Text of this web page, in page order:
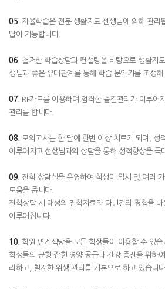
05 . 자율학습은 전문 생활지도 선생님에 의해 관리
답이 가능합니다.
06 . 철저한 학습상담과 컨설팅을 바탕으로 생활지
생님과 좋은 유대관계를 통해 학습 분위기를 조성해
07 . RF카드를 이용하여 엄격한 출결관리가 이루어
관리를 합니다.
08 . 모의고사는 한 달에 한번 이상 치르게 되며, 성
이루어지고 선생님과의 상담을 통해 성적향상을 극
09 . 진학 상담실을 운영하여 학생이 입시 및 여러
도움을 줍니다.
진학상담 시 대성의 진학자료와 다년간의 경험을 바
이루어집니다.
10. 학원 연계식당을 모든 학생들이 이용할 수 있습
학생들의 균형 잡힌 영양 공급과 건강 증진을 위하
리하고, 철저한 위생 관리를 기본으로 하고 있습니다.